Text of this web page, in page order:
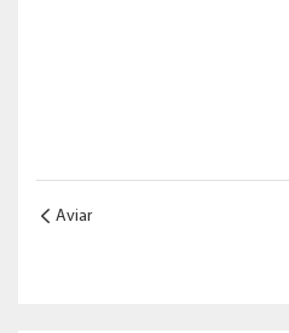
Aviar